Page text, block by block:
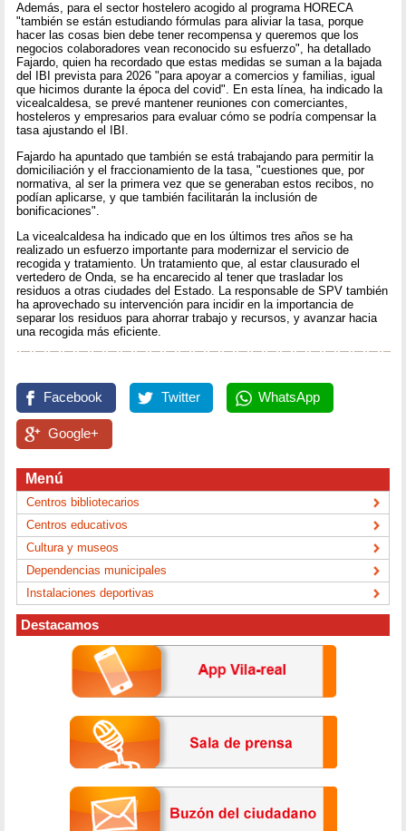
Además, para el sector hostelero acogido al programa HORECA
"también se están estudiando fórmulas para aliviar la tasa, porque
hacer las cosas bien debe tener recompensa y queremos que los
negocios colaboradores vean reconocido su esfuerzo", ha detallado
Fajardo, quien ha recordado que estas medidas se suman a la bajada
del IBI prevista para 2026 "para apoyar a comercios y familias, igual
que hicimos durante la época del covid". En esta línea, ha indicado la
vicealcaldesa, se prevé mantener reuniones con comerciantes,
hosteleros y empresarios para evaluar cómo se podría compensar la
tasa ajustando el IBI.
Fajardo ha apuntado que también se está trabajando para permitir la
domiciliación y el fraccionamiento de la tasa, "cuestiones que, por
normativa, al ser la primera vez que se generaban estos recibos, no
podían aplicarse, y que también facilitarán la inclusión de
bonificaciones".
La vicealcaldesa ha indicado que en los últimos tres años se ha
realizado un esfuerzo importante para modernizar el servicio de
recogida y tratamiento. Un tratamiento que, al estar clausurado el
vertedero de Onda, se ha encarecido al tener que trasladar los
residuos a otras ciudades del Estado. La responsable de SPV también
ha aprovechado su intervención para incidir en la importancia de
separar los residuos para ahorrar trabajo y recursos, y avanzar hacia
una recogida más eficiente.
Facebook Twitter WhatsApp
Google+
Menú
Centros bibliotecarios
Centros educativos
Cultura y museos
Dependencias municipales
Instalaciones deportivas
Destacamos